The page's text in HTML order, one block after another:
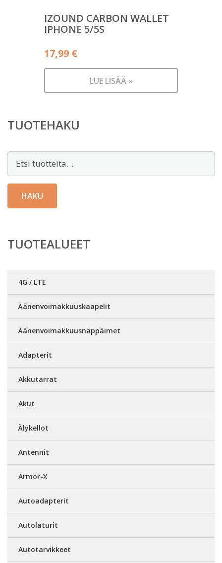
IZOUND CARBON WALLET
IPHONE 5/5S
17,99 €
LUE LISÄÄ »
TUOTEHAKU
Etsi:
HAKU
TUOTEALUEET
4G / LTE
Äänenvoimakkuuskaapelit
Äänenvoimakkuusnäppäimet
Adapterit
Akkutarrat
Akut
Älykellot
Antennit
Armor-X
Autoadapterit
Autolaturit
Autotarvikkeet